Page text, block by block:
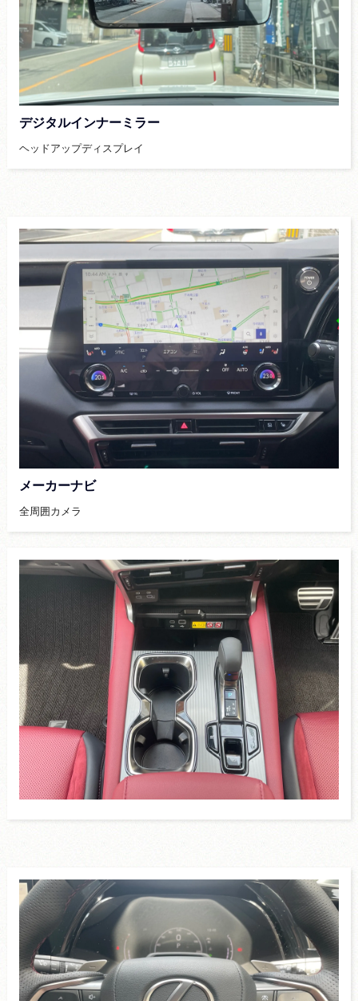
デジタルインナーミラー
ヘッドアップディスプレイ
メーカーナビ
全周囲カメラ